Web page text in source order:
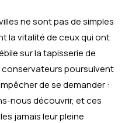
ne sont pas de simples
la vitalité de ceux qui ont
sur la tapisserie de
conservateurs poursuivent
de se demander :
nous découvrir, et ces
jamais leur pleine